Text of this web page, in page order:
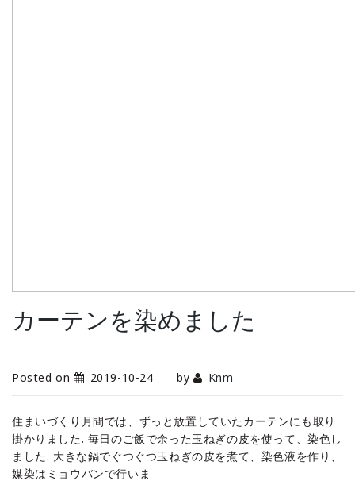
カーテンを染めました
Posted on 2019-10-24 by Knm
住まいづくり月間では、ずっと放置していたカーテンにも取り
掛かりました. 毎日のご飯で余った玉ねぎの皮を使って、染色し
ました. 大きな鍋でぐつぐつ玉ねぎの皮を煮て、染色液を作り、
媒染はミョウバンで行いま